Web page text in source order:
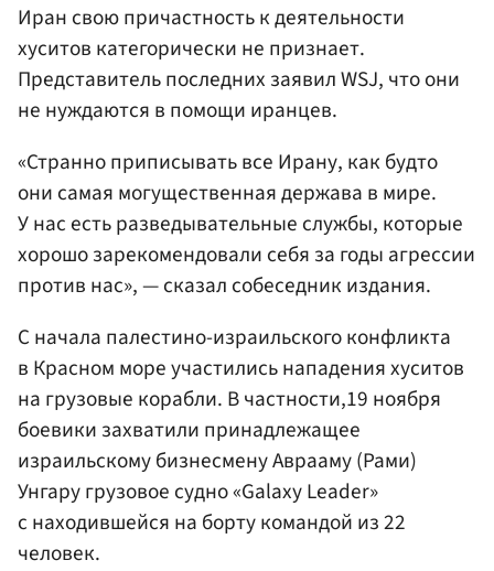
Иран свою причастность к деятельности
хуситов категорически не признает.
Представитель последних заявил WSJ, что они
не нуждаются в помощи иранцев.
«Странно приписывать все Ирану, как будто
они самая могущественная держава в мире.
У нас есть разведывательные службы, которые
хорошо зарекомендовали себя за годы агрессии
против нас», — сказал собеседник издания.
С начала палестино-израильского конфликта
в Красном море участились нападения хуситов
на грузовые корабли. В частности,19 ноября
боевики захватили принадлежащее
израильскому бизнесмену Аврааму (Рами)
Унгару грузовое судно «Galaxy Leader»
с находившейся на борту командой из 22
человек.